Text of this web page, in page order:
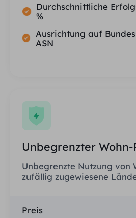
Durchschnittliche
%
Ausrichtung auf
ASN
Unbegrenzter
Unbegrenzte Nutzung von
zufällig zugewiesene
Preis